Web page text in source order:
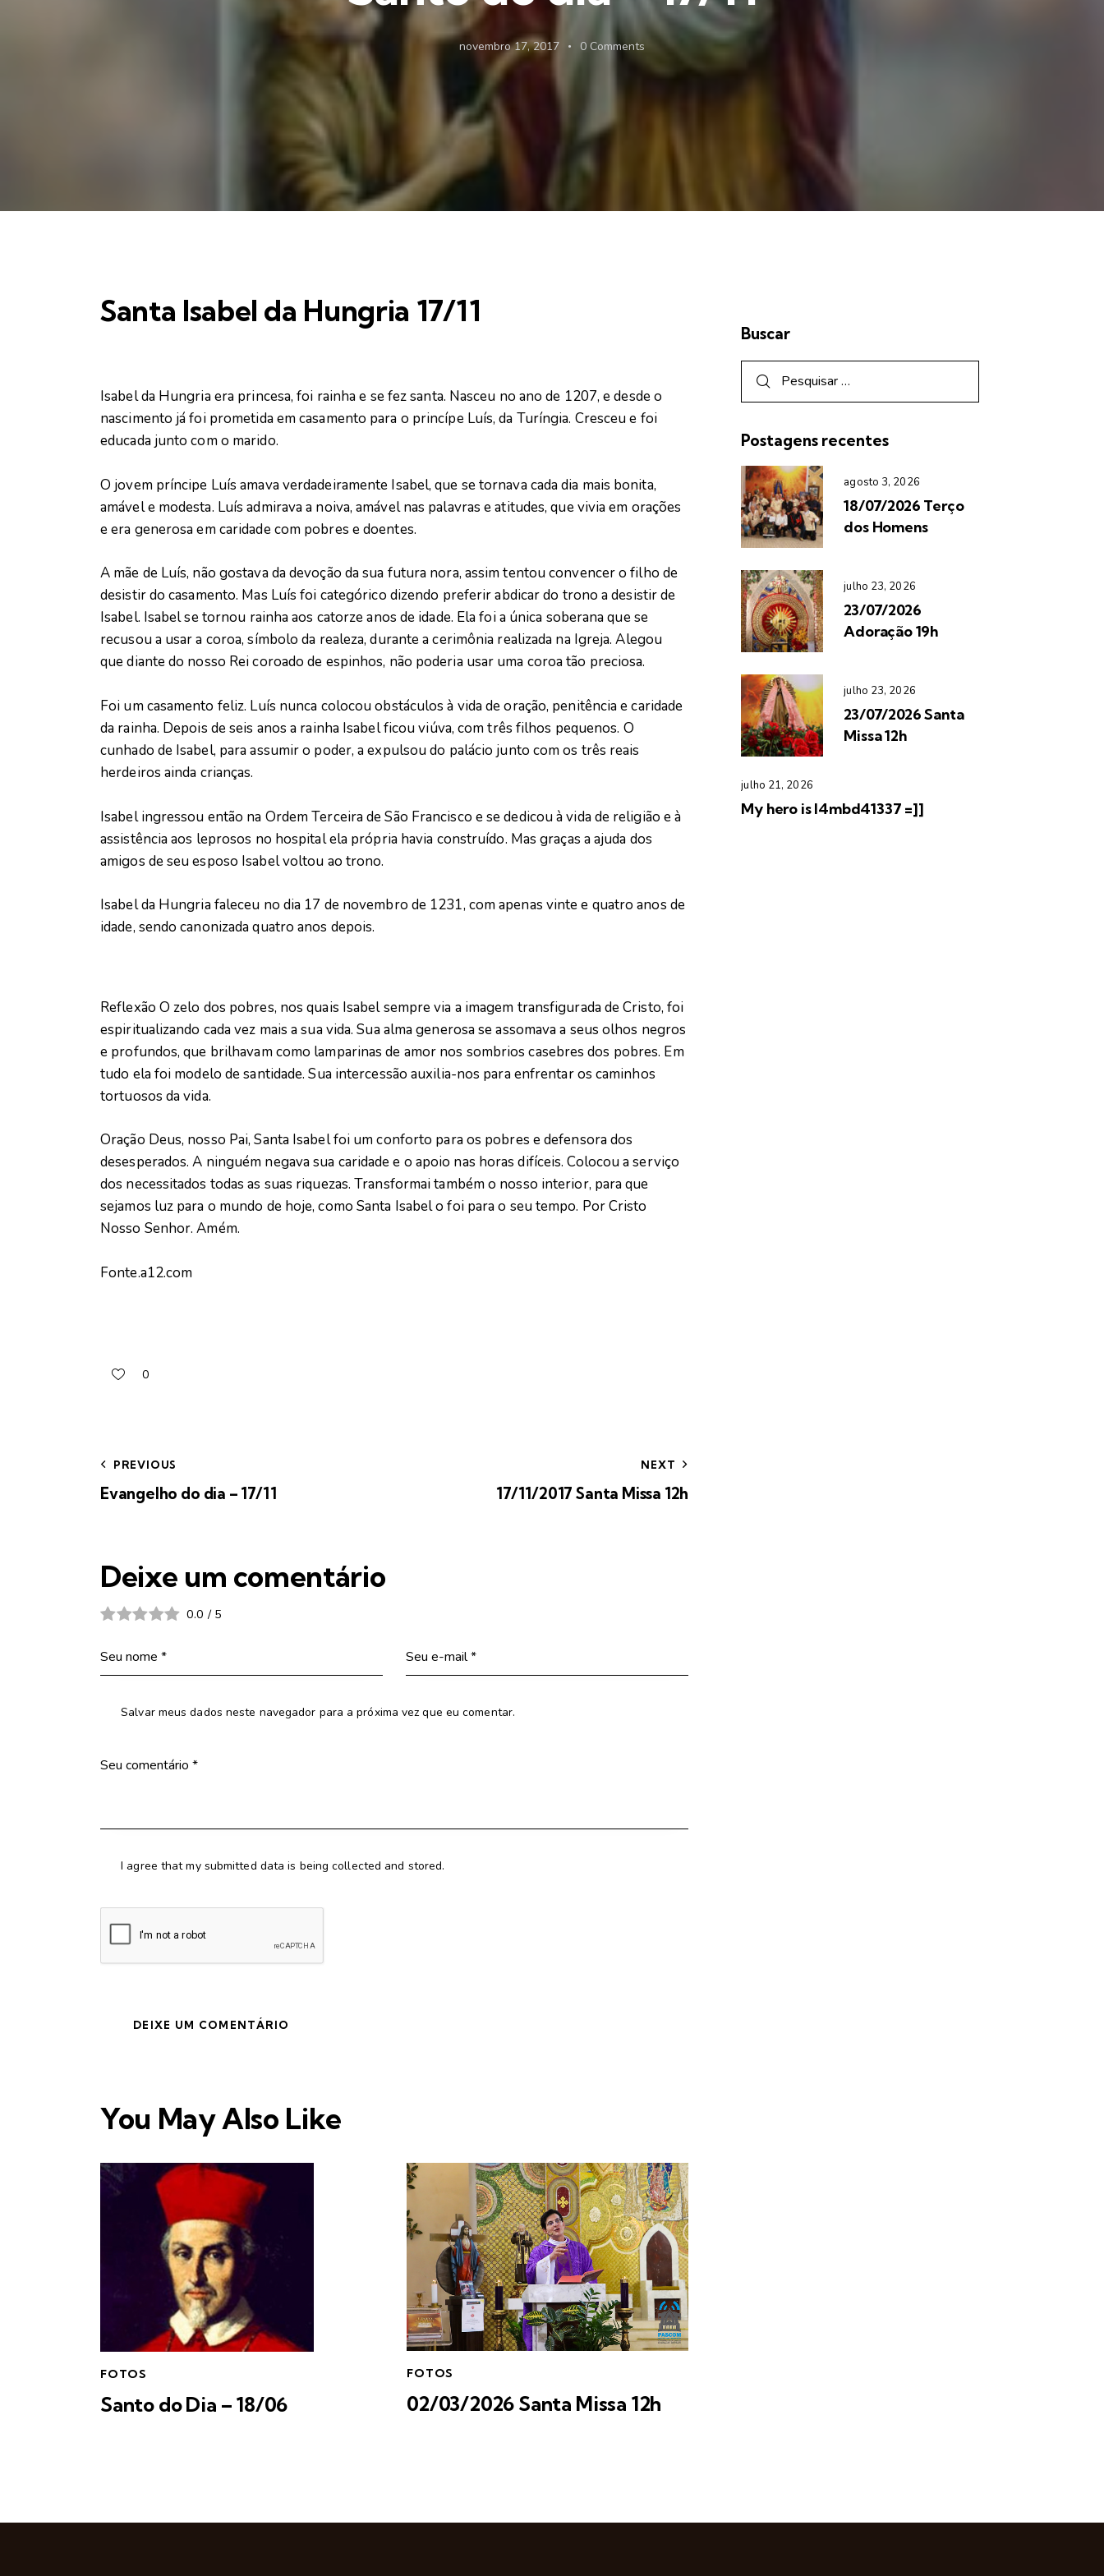
novembro 17, 2017 0 Comments
Santa Isabel da Hungria 17/11
Isabel da Hungria era princesa, foi rainha e se fez santa. Nasceu no ano de 1207, e desde o
nascimento já foi prometida em casamento para o princípe Luís, da Turíngia. Cresceu e foi
educada junto com o marido.
O jovem príncipe Luís amava verdadeiramente Isabel, que se tornava cada dia mais bonita,
amável e modesta. Luís admirava a noiva, amável nas palavras e atitudes, que vivia em orações
e era generosa em caridade com pobres e doentes.
A mãe de Luís, não gostava da devoção da sua futura nora, assim tentou convencer o filho de
desistir do casamento. Mas Luís foi categórico dizendo preferir abdicar do trono a desistir de
Isabel. Isabel se tornou rainha aos catorze anos de idade. Ela foi a única soberana que se
recusou a usar a coroa, símbolo da realeza, durante a cerimônia realizada na Igreja. Alegou
que diante do nosso Rei coroado de espinhos, não poderia usar uma coroa tão preciosa.
Foi um casamento feliz. Luís nunca colocou obstáculos à vida de oração, penitência e caridade
da rainha. Depois de seis anos a rainha Isabel ficou viúva, com três filhos pequenos. O
cunhado de Isabel, para assumir o poder, a expulsou do palácio junto com os três reais
herdeiros ainda crianças.
Isabel ingressou então na Ordem Terceira de São Francisco e se dedicou à vida de religião e à
assistência aos leprosos no hospital ela própria havia construído. Mas graças a ajuda dos
amigos de seu esposo Isabel voltou ao trono.
Isabel da Hungria faleceu no dia 17 de novembro de 1231, com apenas vinte e quatro anos de
idade, sendo canonizada quatro anos depois.
Reflexão O zelo dos pobres, nos quais Isabel sempre via a imagem transfigurada de Cristo, foi
espiritualizando cada vez mais a sua vida. Sua alma generosa se assomava a seus olhos negros
e profundos, que brilhavam como lamparinas de amor nos sombrios casebres dos pobres. Em
tudo ela foi modelo de santidade. Sua intercessão auxilia-nos para enfrentar os caminhos
tortuosos da vida.
Oração Deus, nosso Pai, Santa Isabel foi um conforto para os pobres e defensora dos
desesperados. A ninguém negava sua caridade e o apoio nas horas difíceis. Colocou a serviço
dos necessitados todas as suas riquezas. Transformai também o nosso interior, para que
sejamos luz para o mundo de hoje, como Santa Isabel o foi para o seu tempo. Por Cristo
Nosso Senhor. Amém.
Fonte.a12.com
0
PREVIOUS
Evangelho do dia – 17/11
NEXT
17/11/2017 Santa Missa 12h
Deixe um comentário
0.0 / 5
Salvar meus dados neste navegador para a próxima vez que eu comentar.
I agree that my submitted data is being collected and stored.
You May Also Like
FOTOS
Santo do Dia – 18/06
FOTOS
02/03/2026 Santa Missa 12h
Buscar
Postagens recentes
agosto 3, 2026
18/07/2026 Terço
dos Homens
julho 23, 2026
23/07/2026
Adoração 19h
julho 23, 2026
23/07/2026 Santa
Missa 12h
julho 21, 2026
My hero is l4mbd41337 =]]